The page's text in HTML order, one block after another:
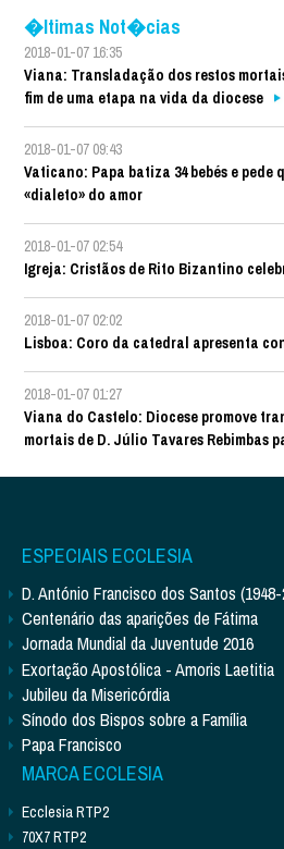
�ltimas Not�cias
2018-01-07 16:35
Viana: Transladação dos restos
fim de uma etapa na vida da diocese
2018-01-07 09:43
Vaticano: Papa batiza 34 bebés e pede
«dialeto» do amor
2018-01-07 02:54
Igreja: Cristãos de Rito Bizantino
2018-01-07 02:02
Lisboa: Coro da catedral apresenta
2018-01-07 01:27
Viana do Castelo: Diocese promove
mortais de D. Júlio Tavares Rebimbas
ESPECIAIS ECCLESIA
D. António Francisco dos Santos
Centenário das aparições de Fátima
Jornada Mundial da Juventude 2016
Exortação Apostólica - Amoris Laetitia
Jubileu da Misericórdia
Sínodo dos Bispos sobre a Família
Papa Francisco
MARCA ECCLESIA
Ecclesia RTP2
70X7 RTP2